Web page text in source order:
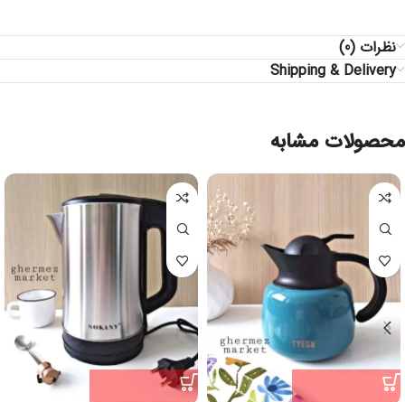
نظرات (0)
Shipping & Delivery
محصولات مشابه